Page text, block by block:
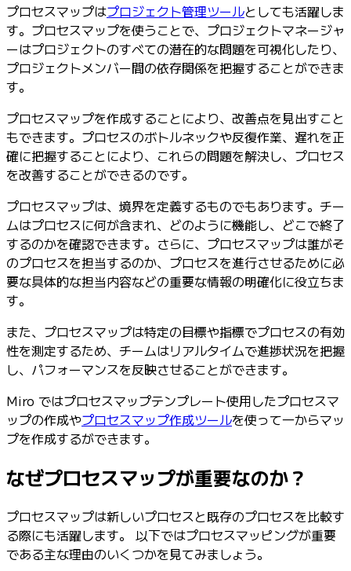
プロセスマップはプロジェクト管理ツールとしても活躍しま
す。プロセスマップを使うことで、プロジェクトマネージャ
ーはプロジェクトのすべての潜在的な問題を可視化したり、
プロジェクトメンバー間の依存関係を把握することができま
す。
プロセスマップを作成することにより、改善点を見出すこと
もできます。プロセスのボトルネックや反復作業、遅れを正
確に把握することにより、これらの問題を解決し、プロセス
を改善することができるのです。
プロセスマップは、境界を定義するものでもあります。チー
ムはプロセスに何が含まれ、どのように機能し、どこで終了
するのかを確認できます。さらに、プロセスマップは誰がそ
のプロセスを担当するのか、プロセスを進行させるために必
要な具体的な担当内容などの重要な情報の明確化に役立ちま
す。
また、プロセスマップは特定の目標や指標でプロセスの有効
性を測定するため、チームはリアルタイムで進捗状況を把握
し、パフォーマンスを反映させることができます。
Miro ではプロセスマップテンプレート使用したプロセスマ
ップの作成やプロセスマップ作成ツールを使って一からマッ
プを作成するができます。
なぜプロセスマップが重要なのか？
プロセスマップは新しいプロセスと既存のプロセスを比較す
る際にも活躍します。 以下ではプロセスマッピングが重要
である主な理由のいくつかを見てみましょう。